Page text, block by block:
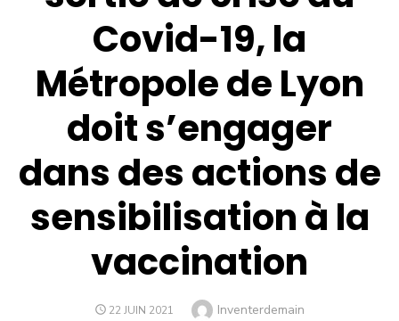
Covid-19, la
Métropole de Lyon
doit s’engager
dans des actions de
sensibilisation à la
vaccination
POSTED
22 JUIN 2021 Author
Inventerdemain